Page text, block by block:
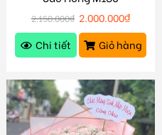
2.150.000₫ 2.000.000₫
Chi tiết
Giỏ hàng